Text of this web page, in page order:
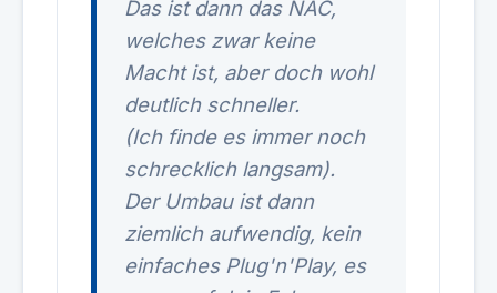
Das ist dann das NAC,
welches zwar keine
Macht ist, aber doch wohl
deutlich schneller.
(Ich finde es immer noch
schrecklich langsam).
Der Umbau ist dann
ziemlich aufwendig, kein
einfaches Plug'n'Play, es